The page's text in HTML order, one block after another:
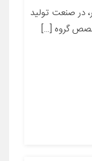
در صنعت تولید
گروه […]